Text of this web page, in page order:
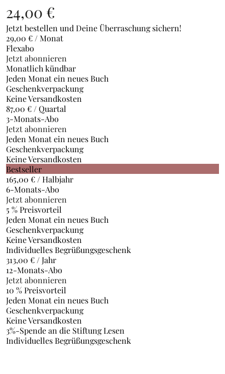
24,00 €
Jetzt bestellen und Deine Überraschung sichern!
29,00 € / Monat
Flexabo
Jetzt abonnieren
Monatlich kündbar
Jeden Monat ein neues Buch
Geschenkverpackung
Keine Versandkosten
87,00 € / Quartal
3-Monats-Abo
Jetzt abonnieren
Jeden Monat ein neues Buch
Geschenkverpackung
Keine Versandkosten
Bestseller
165,00 € / Halbjahr
6-Monats-Abo
Jetzt abonnieren
5 % Preisvorteil
Jeden Monat ein neues Buch
Geschenkverpackung
Keine Versandkosten
Individuelles Begrüßungsgeschenk
313,00 € / Jahr
12-Monats-Abo
Jetzt abonnieren
10 % Preisvorteil
Jeden Monat ein neues Buch
Geschenkverpackung
Keine Versandkosten
3%-Spende an die Stiftung Lesen
Individuelles Begrüßungsgeschenk